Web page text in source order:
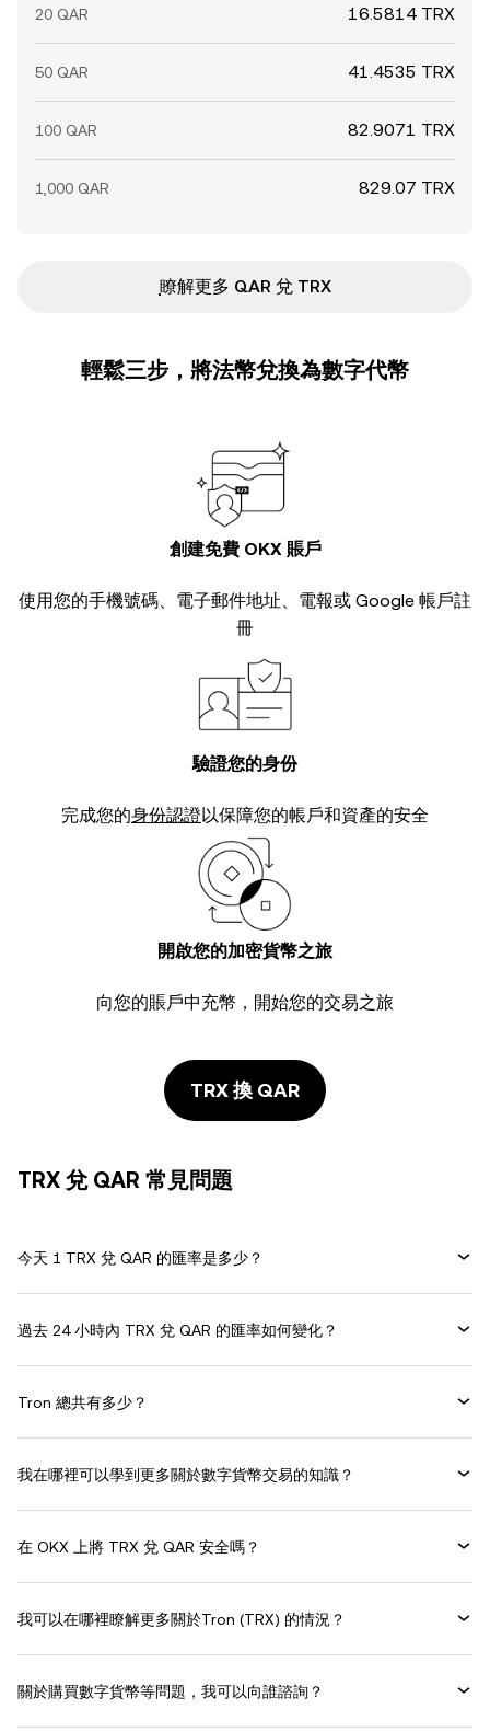
20 QAR 16.5814 TRX
50 QAR 41.4535 TRX
100 QAR 82.9071 TRX
1,000 QAR 829.07 TRX
ִִִִִִִִִִִִִִִִִִִִִִִִִִִִִִִִִִִִִִִִִִִִִִִ瞭解更多 QAR 兌 TRX
輕鬆三步，將法幣兌換為數字代幣
創建免費 OKX 賬戶
使用您的手機號碼、電子郵件地址、電報或 Google 帳戶註
冊
驗證您的身份
完成您的身份認證以保障您的帳戶和資產的安全
開啟您的加密貨幣之旅
向您的賬戶中充幣，開始您的交易之旅
TRX 換 QAR
TRX 兌 QAR 常見問題
今天 1 TRX 兌 QAR 的匯率是多少？
過去 24 小時內 TRX 兌 QAR 的匯率如何變化？
Tron 總共有多少？
我在哪裡可以學到更多關於數字貨幣交易的知識？
在 OKX 上將 TRX 兌 QAR 安全嗎？
我可以在哪裡瞭解更多關於Tron (TRX) 的情況？
關於購買數字貨幣等問題，我可以向誰諮詢？